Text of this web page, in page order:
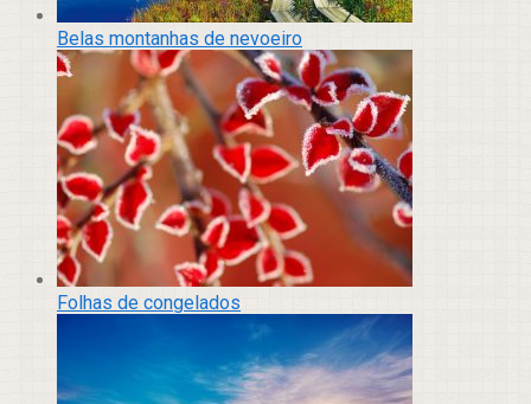
Belas montanhas de nevoeiro
Folhas de congelados